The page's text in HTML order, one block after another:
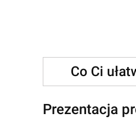
Co Ci
Prezentacja